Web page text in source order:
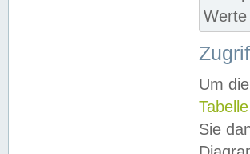
Um
Tabelle
Sie